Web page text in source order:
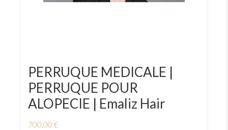
PERRUQUE MEDICALE |
PERRUQUE POUR
ALOPECIE | Emaliz Hair
700,00 €